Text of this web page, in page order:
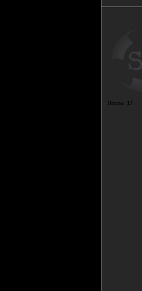
Посты: 17